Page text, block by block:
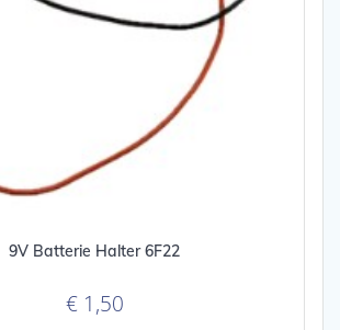
9V Batterie Halter 6F22
€1,50